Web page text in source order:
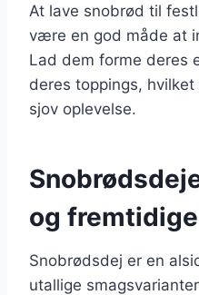
At lave snobrød til
være en god måde at
Lad dem forme deres
deres toppings,
sjov oplevelse.
og
Snobrødsdej er en
utallige